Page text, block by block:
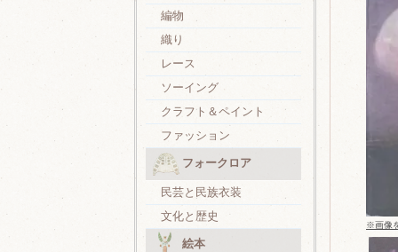
編物
織り
レース
ソーイング
クラフト＆ペイント
ファッション
フォークロア
民芸と民族衣装
文化と歴史
絵本
※画像